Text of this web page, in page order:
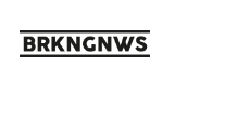
Inhalt